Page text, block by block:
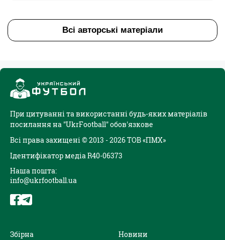
Всі авторські матеріали
При цитуванні та використанні будь-яких матеріалів
посилання на "UkrFootball" обов'язкове
Всі права захищені © 2013 - 2026 ТОВ «ПМХ»
Ідентифікатор медіа R40-06373
Наша пошта:
info@ukrfootball.ua
Збірна
Новини